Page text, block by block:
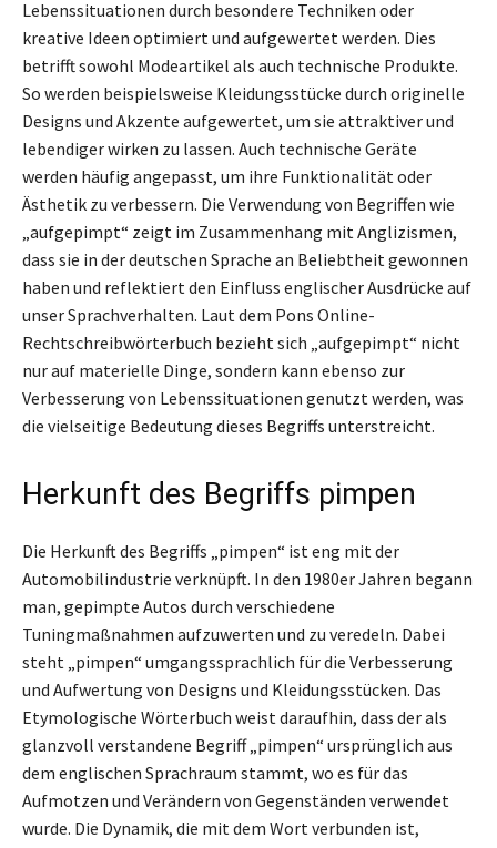
Lebenssituationen durch besondere Techniken oder
kreative Ideen optimiert und aufgewertet werden. Dies
betrifft sowohl Modeartikel als auch technische Produkte.
So werden beispielsweise Kleidungsstücke durch originelle
Designs und Akzente aufgewertet, um sie attraktiver und
lebendiger wirken zu lassen. Auch technische Geräte
werden häufig angepasst, um ihre Funktionalität oder
Ästhetik zu verbessern. Die Verwendung von Begriffen wie
„aufgepimpt“ zeigt im Zusammenhang mit Anglizismen,
dass sie in der deutschen Sprache an Beliebtheit gewonnen
haben und reflektiert den Einfluss englischer Ausdrücke auf
unser Sprachverhalten. Laut dem Pons Online-
Rechtschreibwörterbuch bezieht sich „aufgepimpt“ nicht
nur auf materielle Dinge, sondern kann ebenso zur
Verbesserung von Lebenssituationen genutzt werden, was
die vielseitige Bedeutung dieses Begriffs unterstreicht.
Herkunft des Begriffs pimpen
Die Herkunft des Begriffs „pimpen“ ist eng mit der
Automobilindustrie verknüpft. In den 1980er Jahren begann
man, gepimpte Autos durch verschiedene
Tuningmaßnahmen aufzuwerten und zu veredeln. Dabei
steht „pimpen“ umgangssprachlich für die Verbesserung
und Aufwertung von Designs und Kleidungsstücken. Das
Etymologische Wörterbuch weist daraufhin, dass der als
glanzvoll verstandene Begriff „pimpen“ ursprünglich aus
dem englischen Sprachraum stammt, wo es für das
Aufmotzen und Verändern von Gegenständen verwendet
wurde. Die Dynamik, die mit dem Wort verbunden ist,